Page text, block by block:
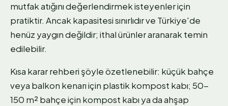
mutfak atığını değerlendirmek isteyenler için
pratiktir. Ancak kapasitesi sınırlıdır ve Türkiye'de
henüz yaygın değildir; ithal ürünler aranarak temin
edilebilir.
Kısa karar rehberi şöyle özetlenebilir: küçük bahçe
veya balkon kenarı için plastik kompost kabı; 50-
150 m² bahçe için kompost kabı ya da ahşap